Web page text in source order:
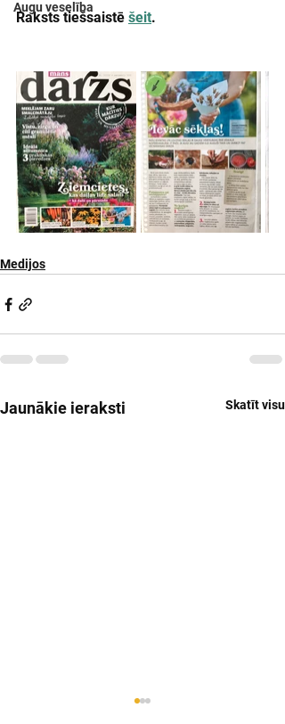
Augu veselība
Raksts tiešsaistē šeit.
Medijos
Jaunākie ieraksti Skatīt visu